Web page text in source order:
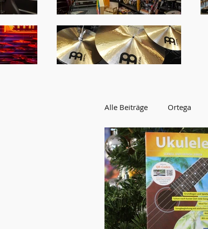
Alle Beiträge Ortega
AKTION WERBUNG
Literatur Kalimba